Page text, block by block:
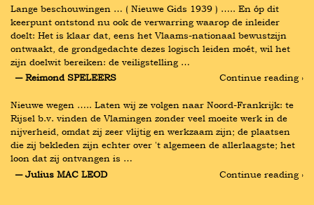
Lange beschouwingen … ( Nieuwe Gids 1939 ) ….. En óp dit
keerpunt ontstond nu ook de verwarring waarop de inleider
doelt: Het is klaar dat, eens het Vlaams-nationaal bewustzijn
ontwaakt, de grondgedachte dezes logisch leiden moét, wil het
zijn doelwit bereiken: de veiligstelling …
― Reimond SPELEERS
Continue reading ›
Nieuwe wegen ….. Laten wij ze volgen naar Noord-Frankrijk: te
Rijsel b.v. vinden de Vlamingen zonder veel moeite werk in de
nijverheid, omdat zij zeer vlijtig en werkzaam zijn; de plaatsen
die zij bekleden zijn echter over 't algemeen de allerlaagste; het
loon dat zij ontvangen is …
― Julius MAC LEOD
Continue reading ›